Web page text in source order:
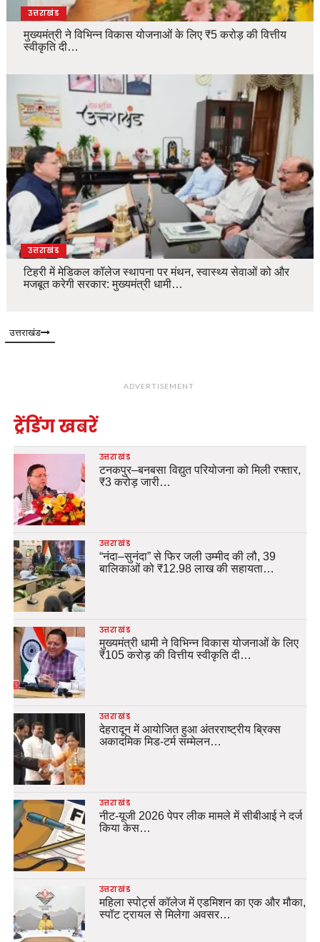
उत्तराखंड
मुख्यमंत्री ने विभिन्न विकास योजनाओं के लिए ₹5 करोड़ की वित्तीय
स्वीकृति दी…
उत्तराखंड
टिहरी में मेडिकल कॉलेज स्थापना पर मंथन, स्वास्थ्य सेवाओं को और
मजबूत करेगी सरकार: मुख्यमंत्री धामी…
उत्तराखंड
ADVERTISEMENT
ट्रेंडिंग खबरें
उत्तराखंड
टनकपुर–बनबसा विद्युत परियोजना को मिली रफ्तार,
₹3 करोड़ जारी…
उत्तराखंड
“नंदा–सुनंदा” से फिर जली उम्मीद की लौ, 39
बालिकाओं को ₹12.98 लाख की सहायता…
उत्तराखंड
मुख्यमंत्री धामी ने विभिन्न विकास योजनाओं के लिए
₹105 करोड़ की वित्तीय स्वीकृति दी…
उत्तराखंड
देहरादून में आयोजित हुआ अंतरराष्ट्रीय ब्रिक्स
अकादमिक मिड-टर्म सम्मेलन…
उत्तराखंड
नीट-यूजी 2026 पेपर लीक मामले में सीबीआई ने दर्ज
किया केस…
उत्तराखंड
महिला स्पोर्ट्स कॉलेज में एडमिशन का एक और मौका,
स्पॉट ट्रायल से मिलेगा अवसर…